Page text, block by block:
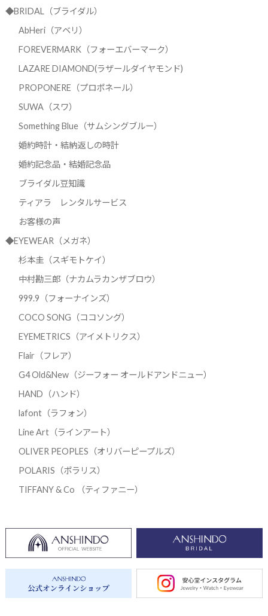
◆BRIDAL（ブライダル）
AbHeri（アベリ）
FOREVERMARK（フォーエバーマーク）
LAZARE DIAMOND(ラザールダイヤモンド)
PROPONERE（プロポネール）
SUWA（スワ）
Something Blue（サムシングブルー）
婚約時計・結納返しの時計
婚約記念品・結婚記念品
ブライダル豆知識
ティアラ レンタルサービス
お客様の声
◆EYEWEAR（メガネ）
杉本圭（スギモトケイ）
中村勘三郎（ナカムラカンザブロウ）
999.9（フォーナインズ）
COCO SONG（ココソング）
EYEMETRICS（アイメトリクス）
Flair（フレア）
G4 Old&New（ジーフォー オールドアンドニュー）
HAND（ハンド）
lafont（ラフォン）
Line Art（ラインアート）
OLIVER PEOPLES（オリバーピープルズ）
POLARIS（ポラリス）
TIFFANY & Co （ティファニー）